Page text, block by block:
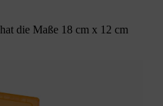
die Maße 18 cm x 12 cm